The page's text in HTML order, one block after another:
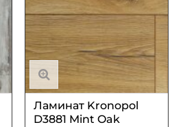
Ламинат Kronopol
D3881 Mint Oak